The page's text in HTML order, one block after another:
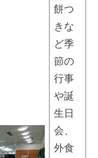
餅つ
きな
ど季
節の
行事
や誕
生日
会、
外食